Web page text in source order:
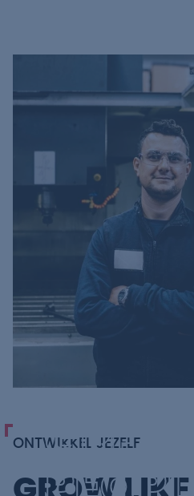
GREAT
ONTWIKKEL JEZELF